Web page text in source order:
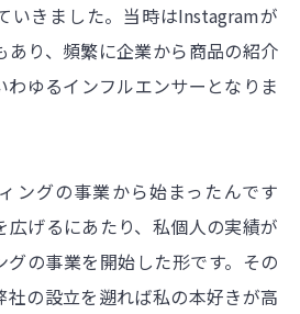
いきました。当時はInstagramが
あり、頻繁に企業から商品の紹介
わゆるインフルエンサーとなりま
ングの事業から始まったんです
げるにあたり、私個人の実績が
グの事業を開始した形です。その
社の設立を遡れば私の本好きが高